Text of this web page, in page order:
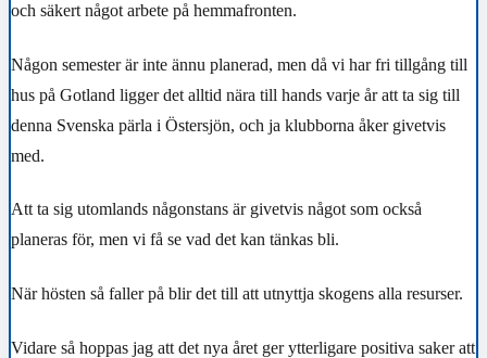
och säkert något arbete på hemmafronten.
Någon semester är inte ännu planerad, men då vi har fri tillgång till
hus på Gotland ligger det alltid nära till hands varje år att ta sig till
denna Svenska pärla i Östersjön, och ja klubborna åker givetvis
med.
Att ta sig utomlands någonstans är givetvis något som också
planeras för, men vi få se vad det kan tänkas bli.
När hösten så faller på blir det till att utnyttja skogens alla resurser.
Vidare så hoppas jag att det nya året ger ytterligare positiva saker att